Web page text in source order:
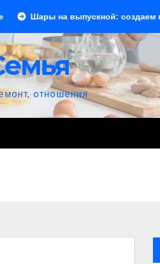
выпускной: создаем праздничное
отношения